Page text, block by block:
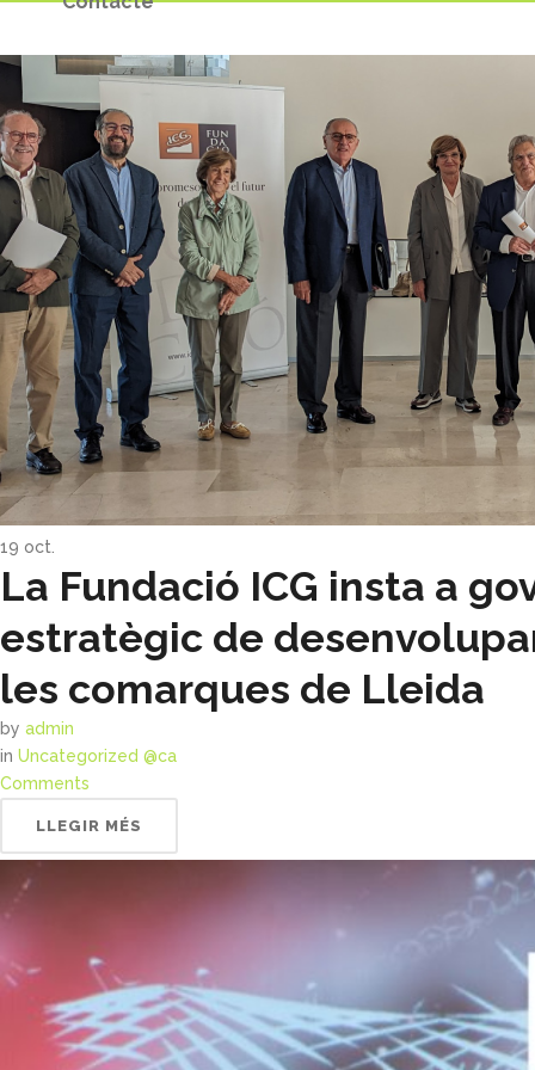
19 oct.
La Fundació ICG insta a
estratègic de
les comarques de Lleida
by admin
in Uncategorized @ca
Comments
LLEGIR MÉS